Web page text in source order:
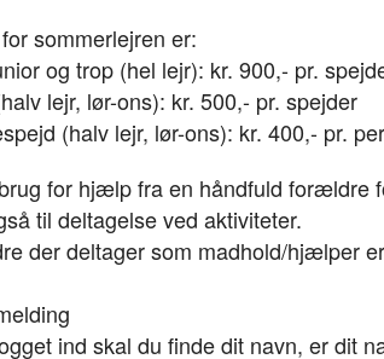
sommerlejren er:
og trop (hel lejr): kr. 900,- pr.
lejr, lør-ons): kr. 500,- pr. spejder
(halv lejr, lør-ons): kr. 400,- pr.
for hjælp fra en håndfuld forældre
til deltagelse ved aktiviteter.
der deltager som madhold/hjælper
ind skal du finde dit navn, er dit